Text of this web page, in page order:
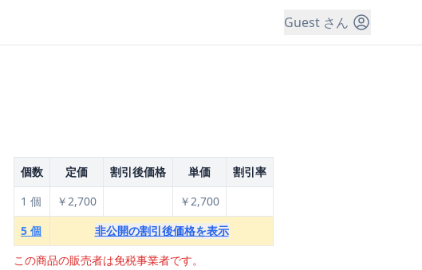
Guest さん
個数 定価 割引後価格 単価
割引率
1 個
￥2,700
￥2,700
5 個
非公開の割引後価格を表示
この商品の販売者は免税事業者です。